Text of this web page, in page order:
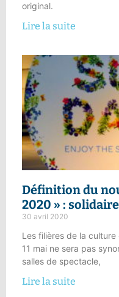
original.
Lire la suite
Définition du
2020 » :
30 avril 2020
Les filières de la
11 mai ne sera pas
salles de spectacle,
Lire la suite